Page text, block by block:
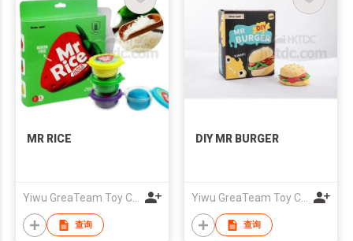
MR RICE
Yiwu GreaTeam Toy Co., Ltd
查询
DIY MR BURGER
Yiwu GreaTeam Toy Co., Ltd
查询